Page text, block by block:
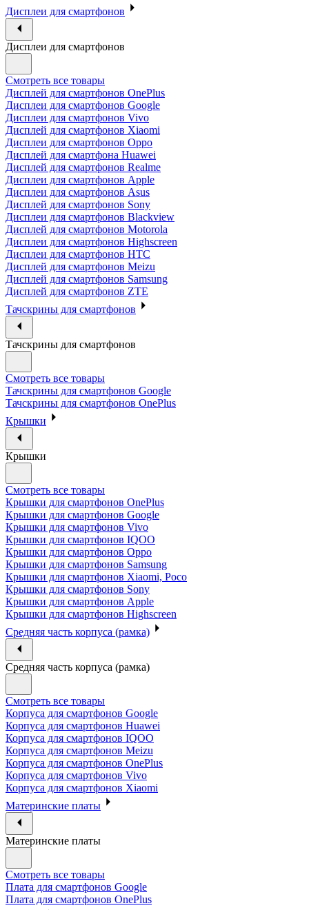
Дисплеи для смартфонов
Дисплеи для смартфонов
Смотреть все товары
Дисплей для смартфонов OnePlus
Дисплеи для смартфонов Google
Дисплеи для смартфонов Vivo
Дисплей для смартфонов Xiaomi
Дисплеи для смартфонов Oppo
Дисплей для смартфона Huawei
Дисплей для смартфонов Realme
Дисплеи для смартфонов Apple
Дисплеи для смартфонов Asus
Дисплей для смартфонов Sony
Дисплеи для смартфонов Blackview
Дисплей для смартфонов Motorola
Дисплеи для смартфонов Highscreen
Дисплеи для смартфонов HTC
Дисплей для смартфонов Meizu
Дисплей для смартфонов Samsung
Дисплей для смартфонов ZTE
Тачскрины для смартфонов
Тачскрины для смартфонов
Смотреть все товары
Тачскрины для смартфонов Google
Тачскрины для смартфонов OnePlus
Крышки
Крышки
Смотреть все товары
Крышки для смартфонов OnePlus
Крышки для смартфонов Google
Крышки для смартфонов Vivo
Крышки для смартфонов IQOO
Крышки для смартфонов Oppo
Крышки для смартфонов Samsung
Крышки для смартфонов Xiaomi, Poco
Крышки для смартфонов Sony
Крышки для смартфонов Apple
Крышки для смартфонов Highscreen
Средняя часть корпуса (рамка)
Средняя часть корпуса (рамка)
Смотреть все товары
Корпуса для смартфонов Google
Корпуса для смартфонов Huawei
Корпуса для смартфонов IQOO
Корпуса для смартфонов Meizu
Корпуса для смартфонов OnePlus
Корпуса для смартфонов Vivo
Корпуса для смартфонов Xiaomi
Материнские платы
Материнские платы
Смотреть все товары
Плата для смартфонов Google
Плата для смартфонов OnePlus